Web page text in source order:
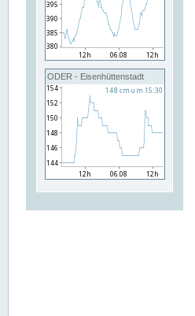
ODER - Eisenhüttenstadt